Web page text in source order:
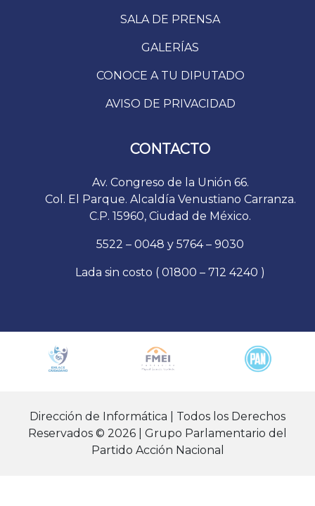
SALA DE PRENSA
GALERÍAS
CONOCE A TU DIPUTADO
AVISO DE PRIVACIDAD
CONTACTO
Av. Congreso de la Unión 66.
Col. El Parque. Alcaldía Venustiano Carranza.
C.P. 15960, Ciudad de México.
5522 – 0048 y 5764 – 9030
Lada sin costo ( 01800 – 712 4240 )
Dirección de Informática | Todos los Derechos
Reservados © 2026 | Grupo Parlamentario del
Partido Acción Nacional